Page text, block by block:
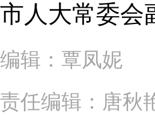
市人大常委会
编辑：覃凤妮
责任编辑：唐秋